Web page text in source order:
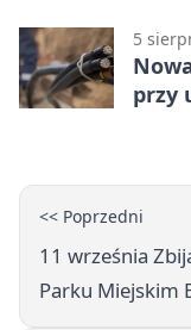
5
przy
<< Poprzedni
11 września
Parku Miejskim